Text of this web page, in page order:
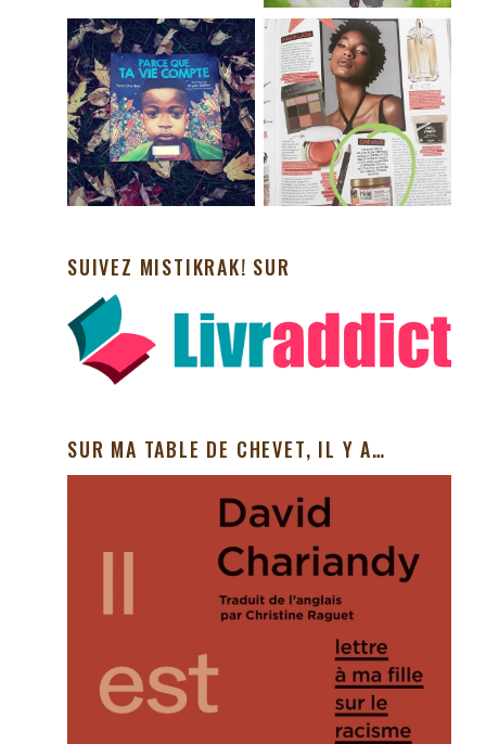
SUIVEZ MISTIKRAK! SUR
SUR MA TABLE DE CHEVET, IL Y A…